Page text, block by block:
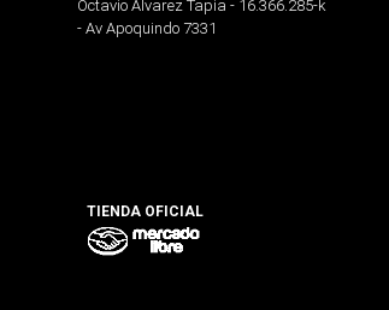
Octavio Alvarez Tapia - 16.366.285-k
- Av Apoquindo 7331
TIENDA OFICIAL